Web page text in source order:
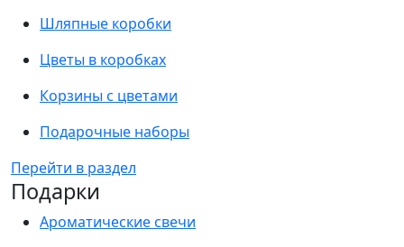
Шляпные коробки
Цветы в коробках
Корзины с цветами
Подарочные наборы
Перейти в раздел
Подарки
Ароматические свечи